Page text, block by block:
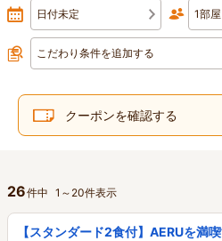
日付未定 1部
こだわり条件を追加する
クーポンを確認する
26件中 1 ～ 20件表示
【スタンダード2食付】AERUを満